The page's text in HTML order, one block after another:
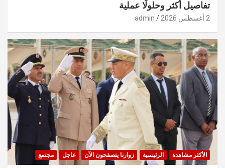
تفاصيل أكثر وحلولًا عملية
2 أغسطس 2026 admin
الأكثر مشاهدة الرئيسية زوارنا يتصفحون الآن عاجل مجتمع